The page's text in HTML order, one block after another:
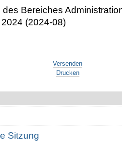
Bereiches
(2024-08)
Versenden
Drucken
Sitzung